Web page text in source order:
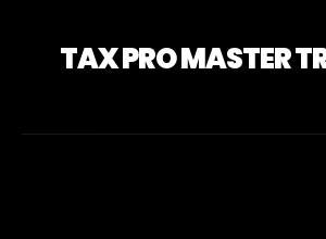
TAX PRO MASTER